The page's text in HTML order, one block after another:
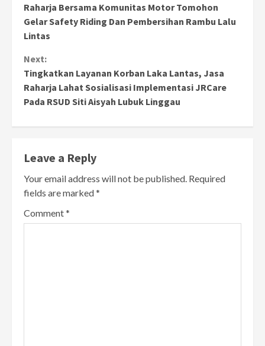
Reading
Raharja Bersama Komunitas Motor Tomohon
Gelar Safety Riding Dan Pembersihan Rambu Lalu
Lintas
Next:
Tingkatkan Layanan Korban Laka Lantas, Jasa
Raharja Lahat Sosialisasi Implementasi JRCare
Pada RSUD Siti Aisyah Lubuk Linggau
Leave a Reply
Your email address will not be published. Required
fields are marked*
Comment*